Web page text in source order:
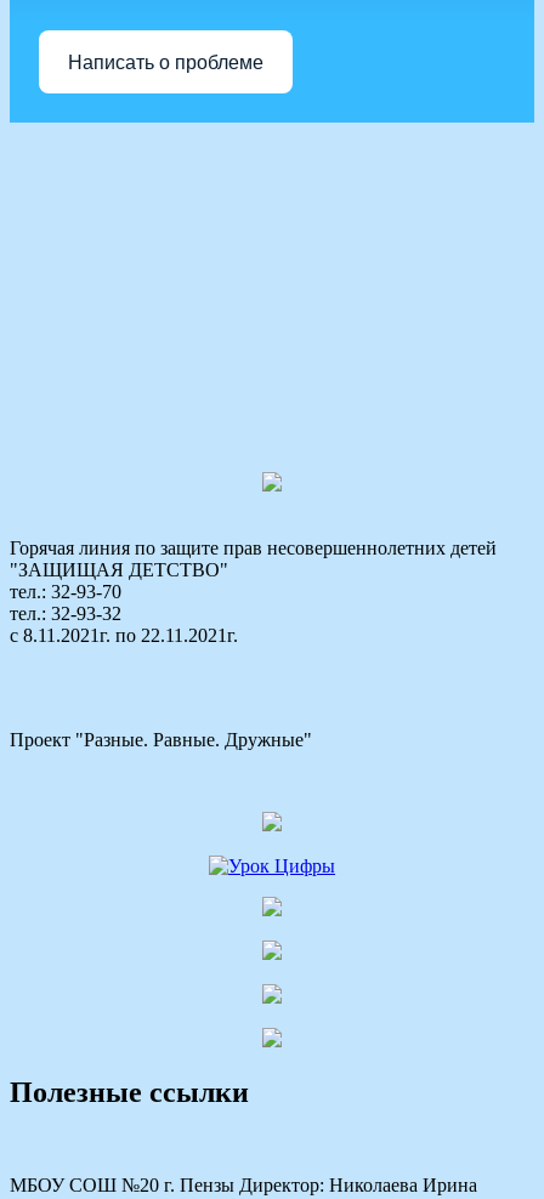
Написать о проблеме
Горячая линия по защите прав несовершеннолетних детей
"ЗАЩИЩАЯ ДЕТСТВО"
тел.: 32-93-70
тел.: 32-93-32
с 8.11.2021г. по 22.11.2021г.
Проект "Разные. Равные. Дружные"
Полезные ссылки
МБОУ СОШ №20 г. Пензы Директор: Николаева Ирина